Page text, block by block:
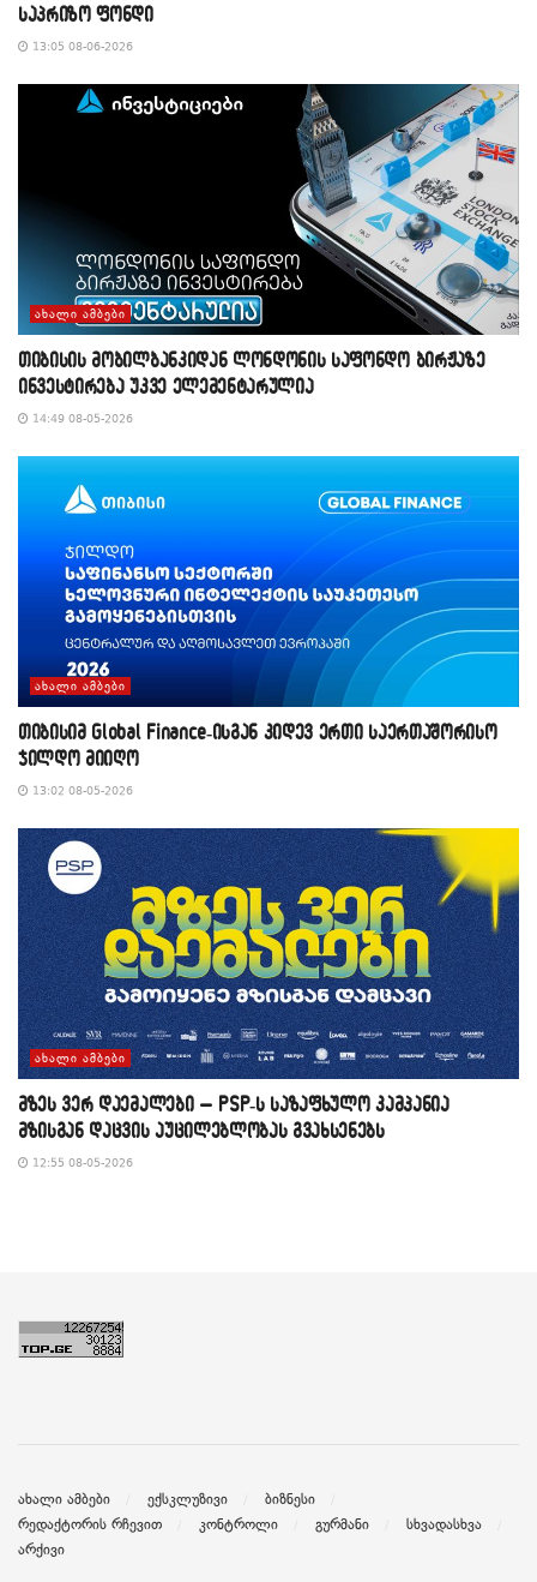
საპრიზო ფონდი
13:05 08-06-2026
ᲐᲮᲐᲚᲘ ᲐᲛᲑᲔᲑᲘ
თიბისის მობილბანკიდან ლონდონის საფონდო ბირჟაზე
ინვესტირება უკვე ელემენტარულია
14:49 08-05-2026
ᲐᲮᲐᲚᲘ ᲐᲛᲑᲔᲑᲘ
თიბისიმ Global Finance-ისგან კიდევ ერთი საერთაშორისო
ჯილდო მიიღო
13:02 08-05-2026
ᲐᲮᲐᲚᲘ ᲐᲛᲑᲔᲑᲘ
მზეს ვერ დაემალები – PSP-ს საზაფხულო კამპანია
მზისგან დაცვის აუცილებლობას გვახსენებს
12:55 08-05-2026
ახალი ამბები ექსკლუზივი
ბიზნესი
რედაქტორის რჩევით
კონტროლი გურმანი
სხვადასხვა
არქივი